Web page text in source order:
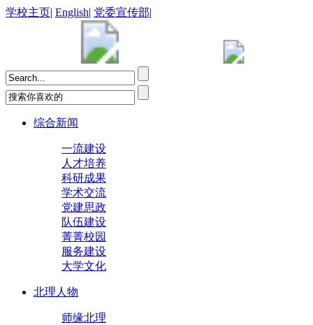
学校主页| English| 党委宣传部|
综合新闻
一流建设
人才培养
科研成果
学术交流
党建思政
队伍建设
菁菁校园
服务建设
大学文化
北理人物
师缘北理